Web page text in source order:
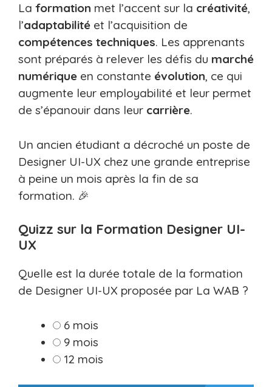
La formation met l’accent sur la créativité,
l’adaptabilité et l’acquisition de
compétences techniques. Les apprenants
sont préparés à relever les défis du marché
numérique en constante évolution, ce qui
augmente leur employabilité et leur permet
de s’épanouir dans leur carrière.
Un ancien étudiant a décroché un poste de
Designer UI-UX chez une grande entreprise
à peine un mois après la fin de sa
formation. 🎉
Quizz sur la Formation Designer UI-
UX
Quelle est la durée totale de la formation
de Designer UI-UX proposée par La WAB ?
6 mois
9 mois
12 mois